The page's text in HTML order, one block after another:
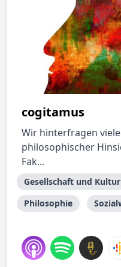
cogitamus
Wir hinterfragen
philosophischer
Fak...
Gesellschaft und Kultur
Philosophie